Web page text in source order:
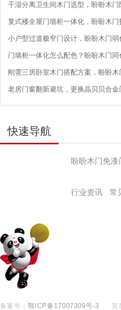
干湿分离卫生间木门选型，盼盼木
复式楼全屋门墙柜一体化，盼盼木
小户型过道极窄门设计，盼盼木门
门墙柜一体化怎么配色？盼盼木门
刚需三房卧室木门搭配方案，盼盼
老房门窗翻新避坑，更换晶贝贝合
快速导航
盼盼木门免漆
行业资讯 常
备案号： 鄂ICP备17007309号-3 宜